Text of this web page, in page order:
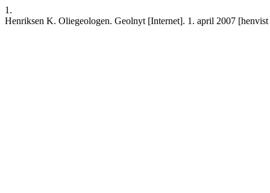
1.
Henriksen K. Oliegeologen. Geolnyt [Internet]. 1. april 2007